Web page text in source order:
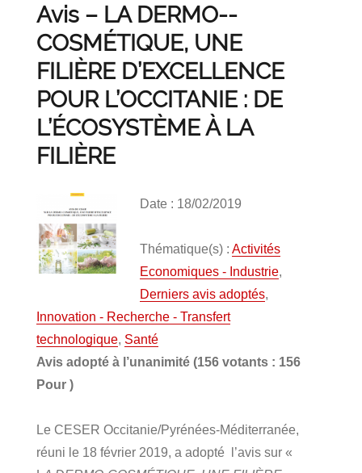
Avis – LA DERMO-­
COSMÉTIQUE, UNE
FILIÈRE D’EXCELLENCE
POUR L’OCCITANIE : DE
L’ÉCOSYSTÈME À LA
FILIÈRE
Date : 18/02/2019
Thématique(s) : Activités
Economiques - Industrie,
Derniers avis adoptés,
Innovation - Recherche - Transfert
technologique, Santé
Avis adopté à l’unanimité (156 votants : 156
Pour )
Le CESER Occitanie/Pyrénées-Méditerranée,
réuni le 18 février 2019, a adopté l’avis sur «